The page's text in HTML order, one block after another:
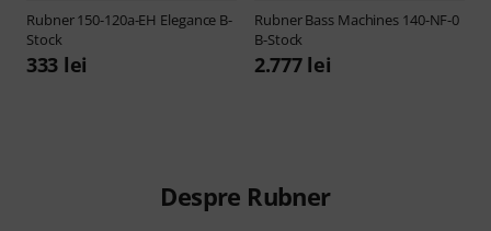
Rubner150-120a-EH Elegance B-
Stock
333 lei
RubnerBass Machines 140-NF-0
B-Stock
2.777 lei
Despre Rubner